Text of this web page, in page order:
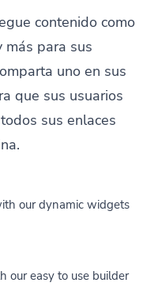
contenido como
más para sus
uno en sus
que sus usuarios
sus enlaces
our dynamic widgets
our easy to use builder